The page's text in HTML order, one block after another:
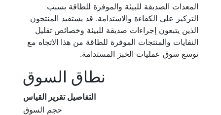
المعدات الصديقة للبيئة والموفرة للطاقة بسبب
التركيز على الكفاءة والاستدامة. قد يستفيد المنتجون
الذين يتبعون إجراءات صديقة للبيئة وخصائص تقليل
النفايات والمنتجات الموفرة للطاقة من هذا الاتجاه مع
توسع سوق عمليات الخبز المستدامة.
نطاق السوق
تقرير القياس التفاصيل
حجم السوق